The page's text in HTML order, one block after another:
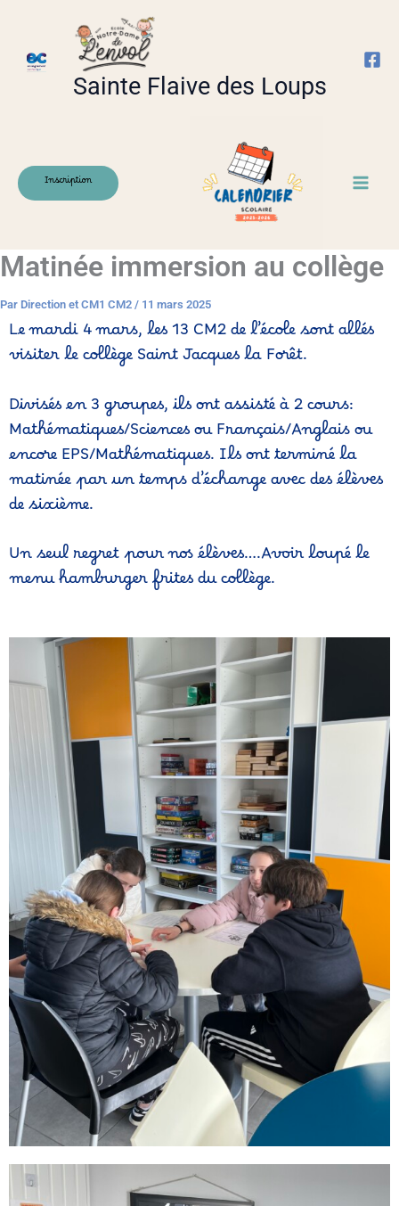
contenu
Sainte Flaive des Loups
Inscription
Matinée immersion au collège
Par Direction et CM1 CM2 / 11 mars 2025
Le mardi 4 mars, les 13 CM2 de l’école sont allés
visiter le collège Saint Jacques la Forêt.
Divisés en 3 groupes, ils ont assisté à 2 cours:
Mathématiques/Sciences ou Français/Anglais ou
encore EPS/Mathématiques. Ils ont terminé la
matinée par un temps d’échange avec des élèves
de sixième.
Un seul regret pour nos élèves….Avoir loupé le
menu hamburger frites du collège.